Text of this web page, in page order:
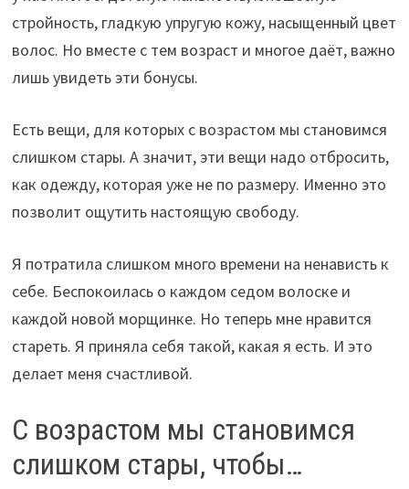
стройность, гладкую упругую кожу, насыщенный цвет
волос. Но вместе с тем возраст и многое даёт, важно
лишь увидеть эти бонусы.
Есть вещи, для которых с возрастом мы становимся
слишком стары. А значит, эти вещи надо отбросить,
как одежду, которая уже не по размеру. Именно это
позволит ощутить настоящую свободу.
Я потратила слишком много времени на ненависть к
себе. Беспокоилась о каждом седом волоске и
каждой новой морщинке. Но теперь мне нравится
стареть. Я приняла себя такой, какая я есть. И это
делает меня счастливой.
С возрастом мы становимся
слишком стары, чтобы…